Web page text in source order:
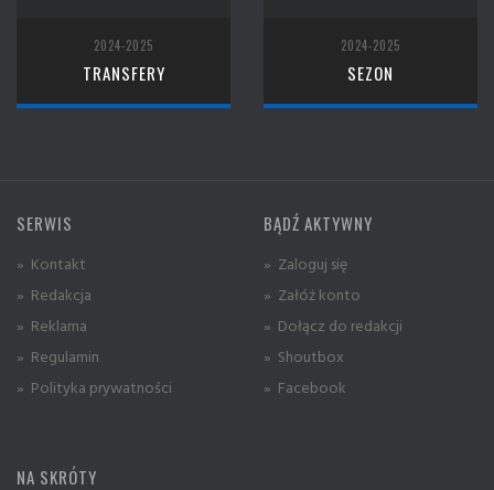
2024-2025
TRANSFERY
2024-2025
SEZON
SERWIS
» Kontakt
» Redakcja
» Reklama
» Regulamin
» Polityka prywatności
BĄDŹ AKTYWNY
» Zaloguj się
» Załóż konto
» Dołącz do redakcji
» Shoutbox
» Facebook
NA SKRÓTY